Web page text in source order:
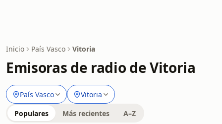
Inicio País Vasco Vitoria
Emisoras de radio de Vitoria
País Vasco Vitoria
Populares Más recientes A–Z